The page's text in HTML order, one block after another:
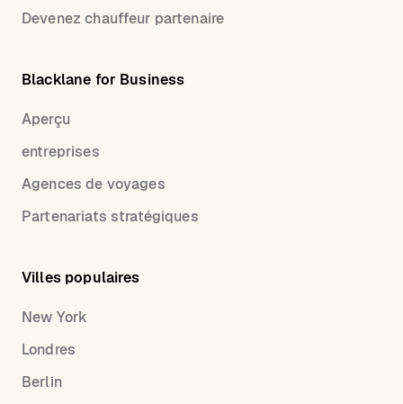
Devenez chauffeur partenaire
Blacklane for Business
Aperçu
entreprises
Agences de voyages
Partenariats stratégiques
Villes populaires
New York
Londres
Berlin